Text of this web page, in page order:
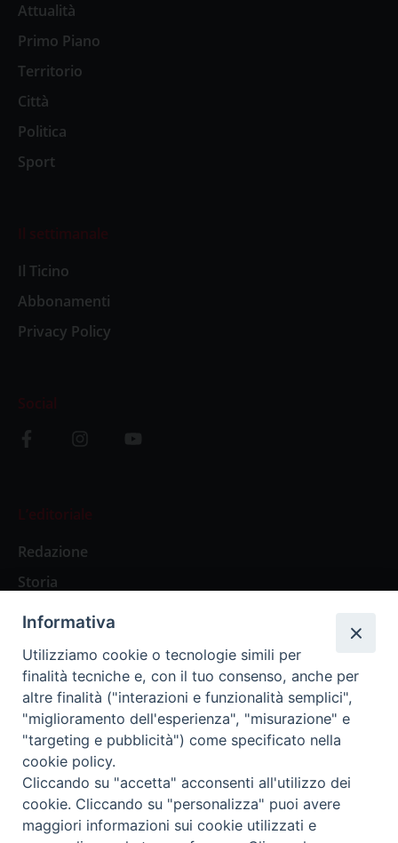
Attualità
Primo Piano
Territorio
Città
Politica
Sport
Il settimanale
Il Ticino
Abbonamenti
Privacy Policy
Social
L’editoriale
Redazione
Storia
Abbonamenti
Abbonamento Annuale Digitale
Abbonamento Annuale Cartaceo
Abbonamento Singola Copia Digitale
Informativa
Utilizziamo cookie o tecnologie simili per
finalità tecniche e, con il tuo consenso, anche per
altre finalità ("interazioni e funzionalità semplici",
"miglioramento dell'esperienza", "misurazione" e
"targeting e pubblicità") come specificato nella
cookie policy.
Cliccando su "accetta" acconsenti all'utilizzo dei
cookie. Cliccando su "personalizza" puoi avere
maggiori informazioni sui cookie utilizzati e